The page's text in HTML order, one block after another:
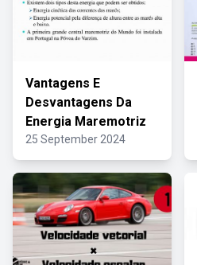
Vantagens E
Desvantagens Da
Energia Maremotriz
25 September 2024